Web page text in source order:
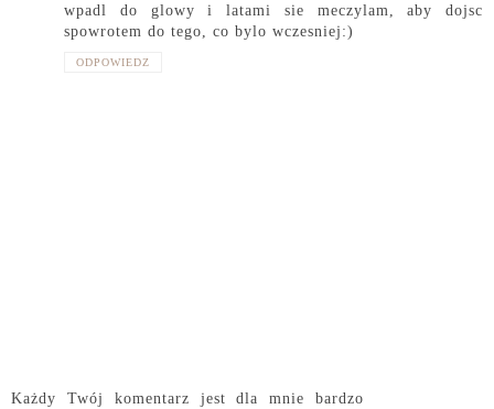
wpadl do glowy i latami sie meczylam, aby dojsc
spowrotem do tego, co bylo wczesniej:)
ODPOWIEDZ
Każdy Twój komentarz jest dla mnie bardzo